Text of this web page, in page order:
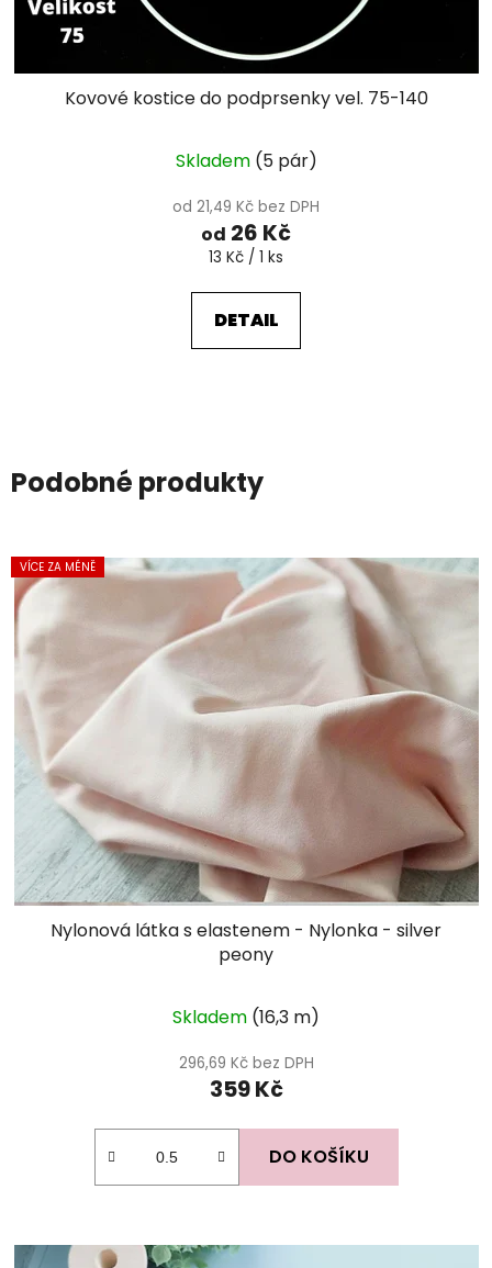
Kovové kostice do podprsenky vel. 75-140
hodnocení
produktu
je
5,0
z
5
hvězdiček.
Skladem (5 pár)
od 21,49 Kč bez DPH
od 26 Kč
Měrná
13 Kč / 1 ks
DETAIL
Podobné produkty
VÍCE ZA MÉNĚ
Nylonová látka s elastenem - Nylonka - silver
peony
hodnocení
produktu
je
Skladem (16,3 m)
296,69 Kč bez DPH
359 Kč
DO KOŠÍKU